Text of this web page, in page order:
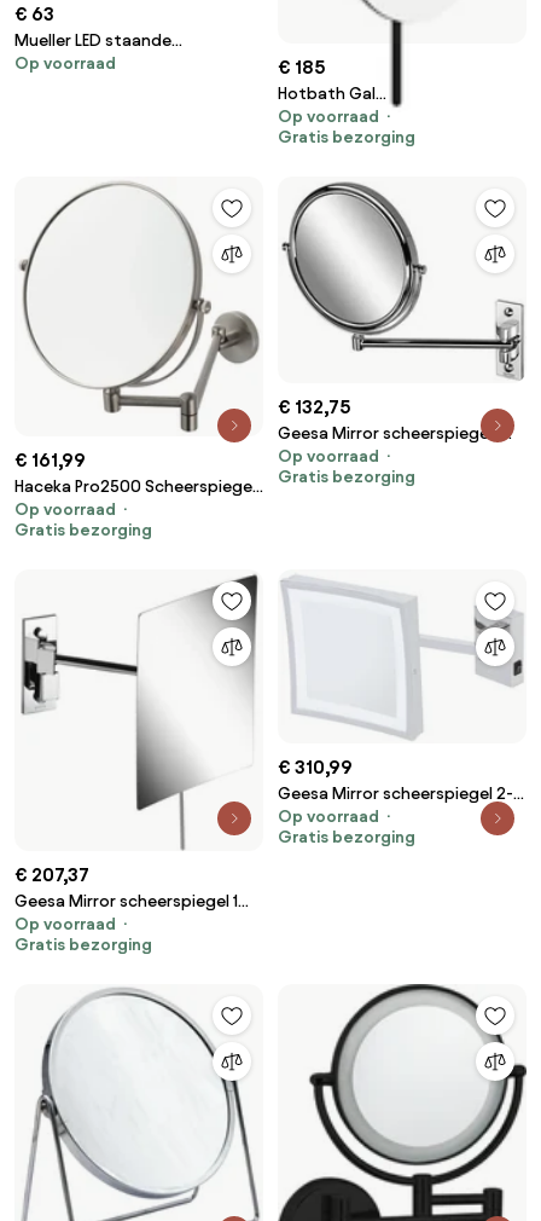
€ 63
Mueller LED staande
scheerspiegel op batterijen
Op voorraad € 185
Hotbath Gal
vergrotingsspiegel met
wandmontage zwart mat
Op voorraad
Gratis bezorging
€ 161,99
Haceka Pro2500 Scheerspiegel
RVS
Op voorraad
Gratis bezorging
€ 132,75
Geesa Mirror scheerspiegel 1
arm 3x vergrotend ø 200 mm
chroom
Op voorraad
Gratis bezorging
€ 207,37
Geesa Mirror scheerspiegel 1
arm 3x vergrotend 150x225 mm
chroom
Op voorraad
Gratis bezorging
€ 310,99
Geesa Mirror scheerspiegel 2-
armig 5x vergrotend chroom
Op voorraad
Gratis bezorging